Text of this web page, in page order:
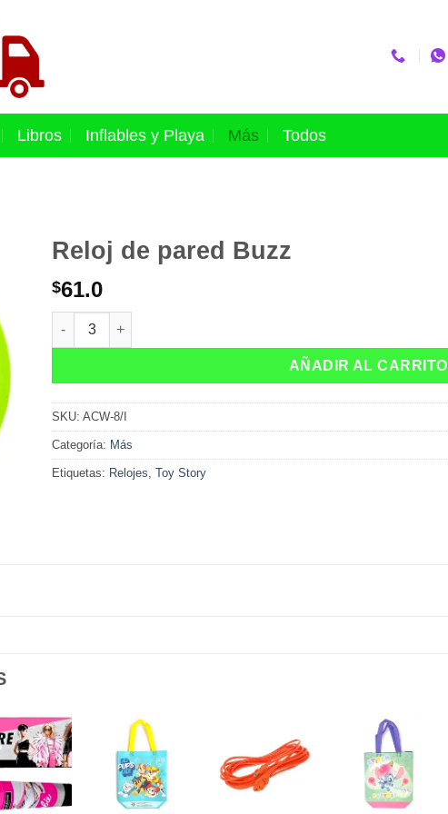
Libros Inflables y Playa Más Todos
Reloj de pared Buzz
$61.0
Reloj de pared Buzz cantidad
AÑADIR AL CARRITO
SKU:ACW-8/I
Categoría: Más
Etiquetas: Relojes ,Toy Story